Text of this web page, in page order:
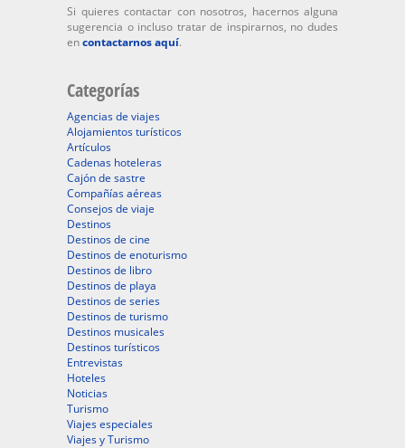
Si quieres contactar con nosotros, hacernos alguna
sugerencia o incluso tratar de inspirarnos, no dudes
encontactarnos aquí.
Categorías
Agencias de viajes
Alojamientos turísticos
Artículos
Cadenas hoteleras
Cajón de sastre
Compañías aéreas
Consejos de viaje
Destinos
Destinos de cine
Destinos de enoturismo
Destinos de libro
Destinos de playa
Destinos de series
Destinos de turismo
Destinos musicales
Destinos turísticos
Entrevistas
Hoteles
Noticias
Turismo
Viajes especiales
Viajes y Turismo